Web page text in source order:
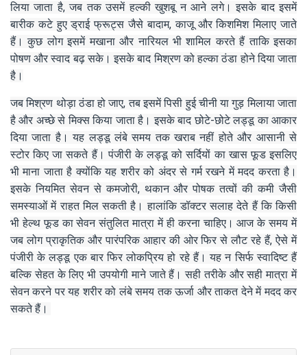
लिया जाता है, जब तक उसमें हल्की खुशबू न आने लगे। इसके बाद इसमें
बारीक कटे हुए ड्राई फ्रूट्स जैसे बादाम, काजू और किशमिश मिलाए जाते
हैं। कुछ लोग इसमें मखाना और नारियल भी शामिल करते हैं ताकि इसका
पोषण और स्वाद बढ़ सके। इसके बाद मिश्रण को हल्का ठंडा होने दिया जाता
है।
जब मिश्रण थोड़ा ठंडा हो जाए, तब इसमें पिसी हुई चीनी या गुड़ मिलाया जाता
है और अच्छे से मिक्स किया जाता है। इसके बाद छोटे-छोटे लड्डू का आकार
दिया जाता है। यह लड्डू लंबे समय तक खराब नहीं होते और आसानी से
स्टोर किए जा सकते हैं। पंजीरी के लड्डू को सर्दियों का खास फूड इसलिए
भी माना जाता है क्योंकि यह शरीर को अंदर से गर्म रखने में मदद करता है।
इसके नियमित सेवन से कमजोरी, थकान और पोषक तत्वों की कमी जैसी
समस्याओं में राहत मिल सकती है। हालांकि डॉक्टर सलाह देते हैं कि किसी
भी हेल्थ फूड का सेवन संतुलित मात्रा में ही करना चाहिए। आज के समय में
जब लोग प्राकृतिक और पारंपरिक आहार की ओर फिर से लौट रहे हैं, ऐसे में
पंजीरी के लड्डू एक बार फिर लोकप्रिय हो रहे हैं। यह न सिर्फ स्वादिष्ट हैं
बल्कि सेहत के लिए भी उपयोगी माने जाते हैं। सही तरीके और सही मात्रा में
सेवन करने पर यह शरीर को लंबे समय तक ऊर्जा और ताकत देने में मदद कर
सकते हैं।